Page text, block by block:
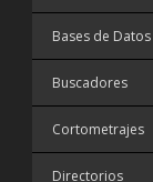
Bases de Datos
Buscadores
Cortometrajes
Directorios